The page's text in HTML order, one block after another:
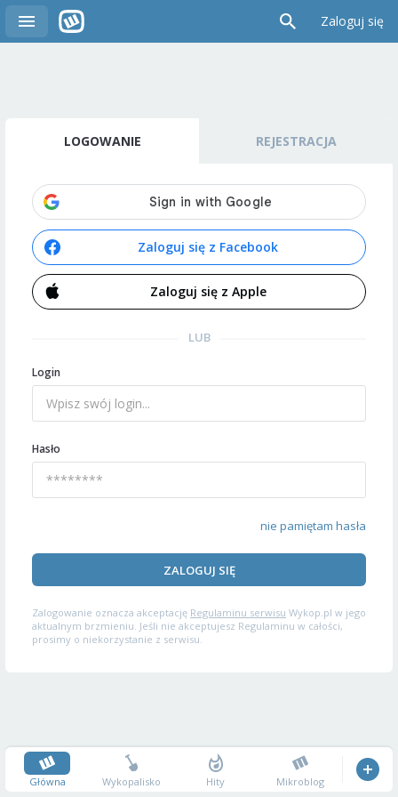
Zaloguj się
LOGOWANIE REJESTRACJA
Zaloguj się z Facebook
Zaloguj się z Apple
LUB
Login
Hasło
nie pamiętam hasła
ZALOGUJ SIĘ
Zalogowanie oznacza akceptację Regulaminu serwisu Wykop.pl w jego
aktualnym brzmieniu. Jeśli nie akceptujesz Regulaminu w całości,
prosimy o niekorzystanie z serwisu.
Główna Wykopalisko Hity Mikroblog